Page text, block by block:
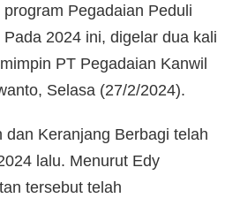
Pegadaian Peduli
2024 ini, digelar dua kali
PT Pegadaian Kanwil
Selasa (27/2/2024).
dan Keranjang Berbagi telah
lalu. Menurut Edy
tersebut telah